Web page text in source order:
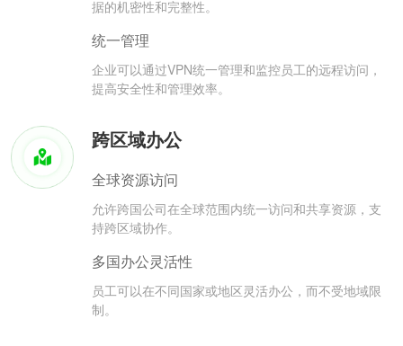
据的机密性和完整性。
统一管理
企业可以通过VPN统一管理和监控员工的远程访问，
提高安全性和管理效率。
跨区域办公
全球资源访问
允许跨国公司在全球范围内统一访问和共享资源，支
持跨区域协作。
多国办公灵活性
员工可以在不同国家或地区灵活办公，而不受地域限
制。